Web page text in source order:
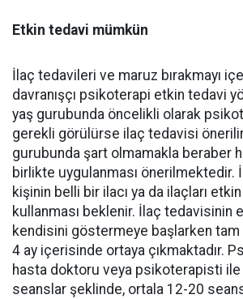
Etkin tedavi mümkün
İlaç tedavileri ve maruz bırakmayı
davranışçı psikoterapi etkin tedavi
yaş gurubunda öncelikli olarak
gerekli görülürse ilaç tedavisi
gurubunda şart olmamakla beraber
birlikte uygulanması önerilmektedir.
kişinin belli bir ilacı ya da ilaçları
kullanması beklenir. İlaç tedavisinin
kendisini göstermeye başlarken tam
4 ay içerisinde ortaya çıkmaktadır.
hasta doktoru veya psikoterapisti ile
seanslar şeklinde, ortala 12-20